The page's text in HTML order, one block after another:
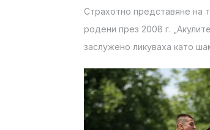
Страхотно представяне на
родени през 2008 г.
заслужено ликуваха като